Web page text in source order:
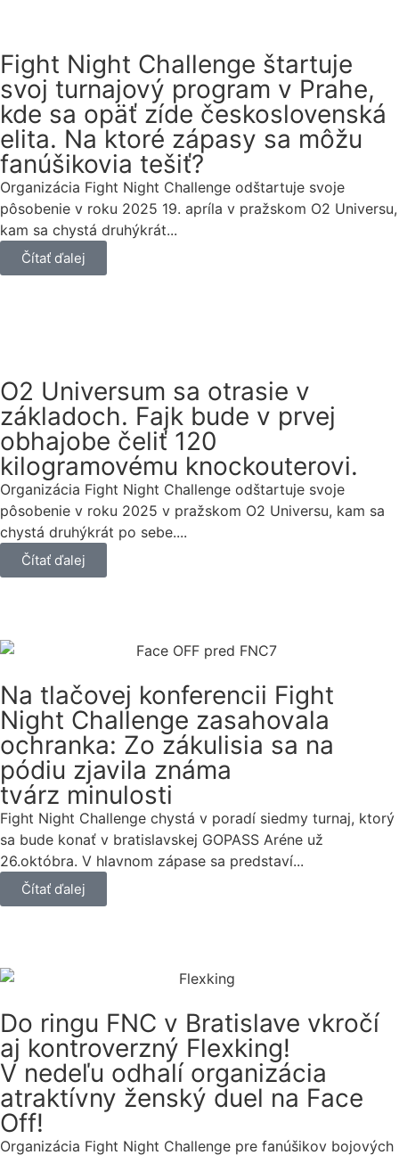
Fight Night Challenge štartuje
svoj turnajový program v Prahe,
kde sa opäť zíde československá
elita. Na ktoré zápasy sa môžu
fanúšikovia tešiť?
Organizácia Fight Night Challenge odštartuje svoje
pôsobenie v roku 2025 19. apríla v pražskom O2 Universu,
kam sa chystá druhýkrát...
Čítať ďalej
O2 Universum sa otrasie v
základoch. Fajk bude v prvej
obhajobe čeliť 120
kilogramovému knockouterovi.
Organizácia Fight Night Challenge odštartuje svoje
pôsobenie v roku 2025 v pražskom O2 Universu, kam sa
chystá druhýkrát po sebe....
Čítať ďalej
Na tlačovej konferencii Fight
Night Challenge zasahovala
ochranka: Zo zákulisia sa na
pódiu zjavila známa
tvárz minulosti
Fight Night Challenge chystá v poradí siedmy turnaj, ktorý
sa bude konať v bratislavskej GOPASS Aréne už
26.októbra. V hlavnom zápase sa predstaví...
Čítať ďalej
Do ringu FNC v Bratislave vkročí
aj kontroverzný Flexking!
V nedeľu odhalí organizácia
atraktívny ženský duel na Face
Off!
Organizácia Fight Night Challenge pre fanúšikov bojových